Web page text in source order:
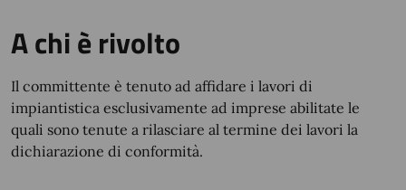
A chi è rivolto
Il committente è tenuto ad affidare i lavori di
impiantistica esclusivamente ad imprese abilitate le
quali sono tenute a rilasciare al termine dei lavori la
dichiarazione di conformità.